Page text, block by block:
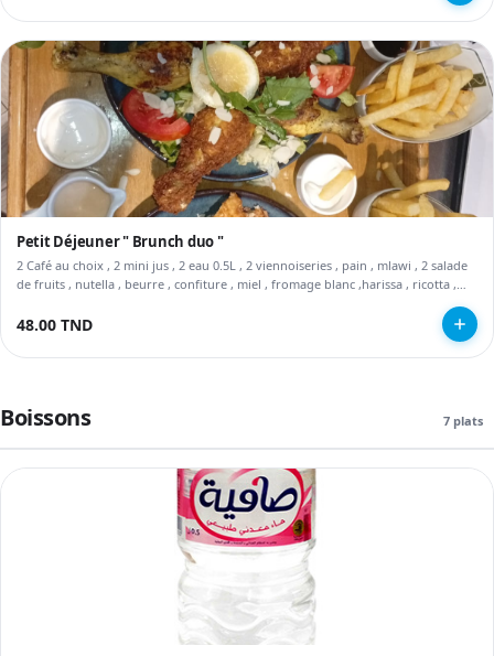
Petit Déjeuner " Brunch duo "
2 Café au choix , 2 mini jus , 2 eau 0.5L , 2 viennoiseries , pain , mlawi , 2 salade
de fruits , nutella , beurre , confiture , miel , fromage blanc ,harissa , ricotta ,
48.00 TND
Boissons 7 plats